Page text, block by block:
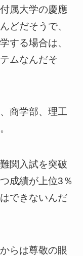
属大学の慶應
どだそうで、
する場合は、
ムなんだそ
商学部、理工
関入試を突破
成績が上位3％
できないんだ
らは尊敬の眼